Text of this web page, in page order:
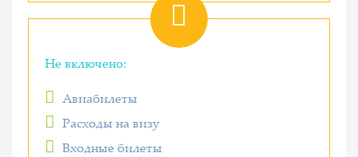
Не включено:
Авиабилеты
Расходы на визу
Входные билеты